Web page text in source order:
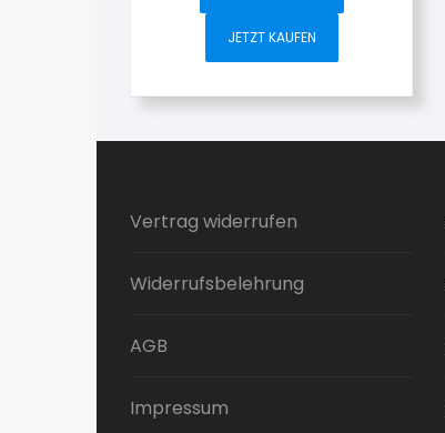
JETZT KAUFEN
Vertrag widerrufen
Widerrufsbelehrung
AGB
Impressum